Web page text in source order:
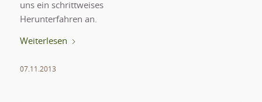
uns ein schrittweises
Herunterfahren an.
Weiterlesen
07.11.2013